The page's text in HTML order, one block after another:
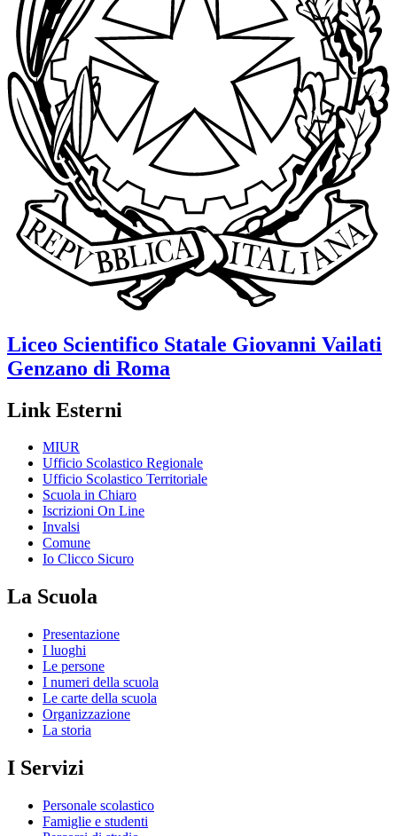
Liceo Scientifico Statale Giovanni Vailati
Genzano di Roma
Link Esterni
MIUR
Ufficio Scolastico Regionale
Ufficio Scolastico Territoriale
Scuola in Chiaro
Iscrizioni On Line
Invalsi
Comune
Io Clicco Sicuro
La Scuola
Presentazione
I luoghi
Le persone
I numeri della scuola
Le carte della scuola
Organizzazione
La storia
I Servizi
Personale scolastico
Famiglie e studenti